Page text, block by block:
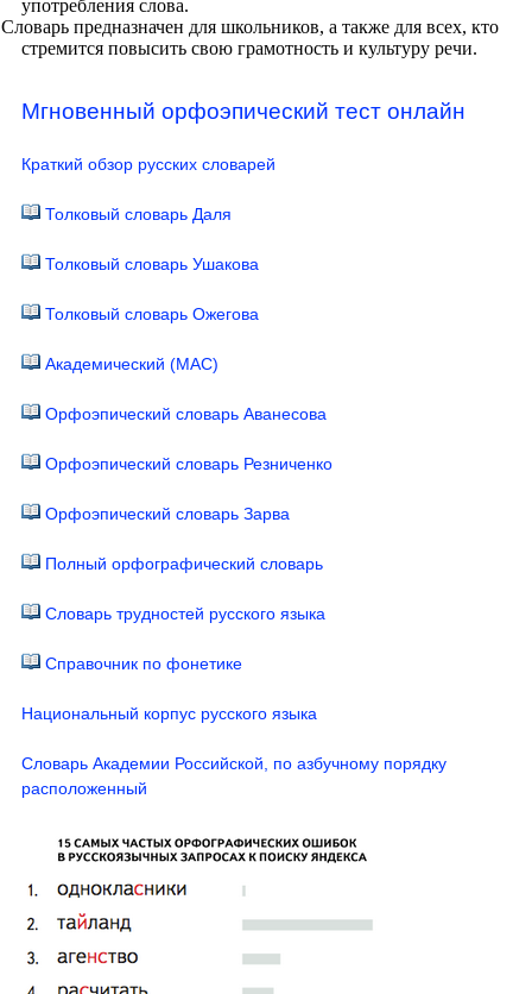
употребления слова.
Словарь предназначен для школьников, а также для всех, кто
стремится повысить свою грамотность и культуру речи.
Мгновенный орфоэпический тест онлайн
Краткий обзор русских словарей
Толковый словарь Даля
Толковый словарь Ушакова
Толковый словарь Ожегова
Академический (МАС)
Орфоэпический словарь Аванесова
Орфоэпический словарь Резниченко
Орфоэпический словарь Зарва
Полный орфографический словарь
Словарь трудностей русского языка
Справочник по фонетике
Национальный корпус русского языка
Словарь Академии Российской, по азбучному порядку
расположенный